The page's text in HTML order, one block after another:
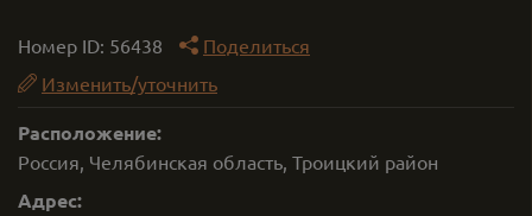
Номер ID: 56438
Поделиться
Изменить/уточнить
Расположение:
Россия, Челябинская область, Троицкий район
Адрес: